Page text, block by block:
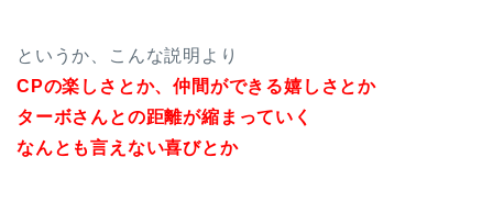
というか、こんな説明より
CPの楽しさとか、仲間ができる嬉しさとか
ターボさんとの距離が縮まっていく
なんとも言えない喜びとか